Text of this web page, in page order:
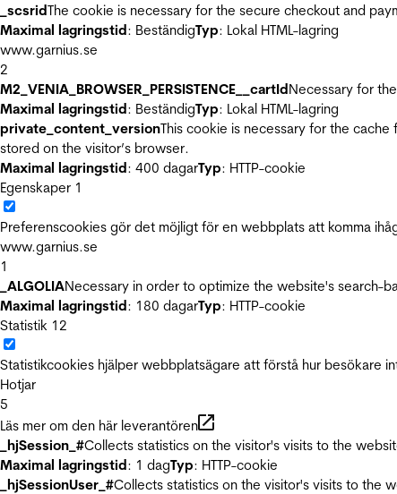
_scsridThe cookie is necessary for the secure checkout and
Maximal lagringstid: BeständigTyp: Lokal HTML-lagring
www.garnius.se
2
M2_VENIA_BROWSER_PERSISTENCE__cartIdNecessary for
Maximal lagringstid: BeständigTyp: Lokal HTML-lagring
private_content_versionThis cookie is necessary for the
stored on the visitor’s browser.
Maximal lagringstid: 400 dagarTyp: HTTP-cookie
Egenskaper 1
Preferenscookies gör det möjligt för en webbplats att komma
www.garnius.se
1
_ALGOLIANecessary in order to optimize the website's search-
Maximal lagringstid: 180 dagarTyp: HTTP-cookie
Statistik 12
Statistikcookies hjälper webbplatsägare att förstå hur besökare
Hotjar
5
Läs mer om den här leverantören
_hjSession_#Collects statistics on the visitor's visits to the
Maximal lagringstid: 1 dagTyp: HTTP-cookie
_hjSessionUser_#Collects statistics on the visitor's visits to the